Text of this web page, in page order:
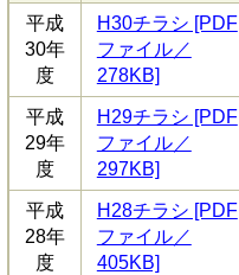
平成
30年
度
H30チラシ [PDF
ファイル／
278KB]
平成
29年
度
H29チラシ [PDF
ファイル／
297KB]
平成
28年
度
H28チラシ [PDF
ファイル／
405KB]